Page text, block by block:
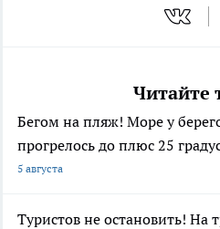
Читайте
Бегом на пляж! Море у
прогрелось до плюс 25
5 августа
Туристов не остановить! На